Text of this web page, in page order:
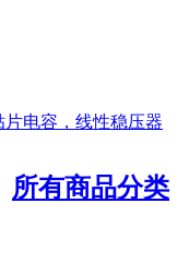
电容，线性稳压器
所有商品分类